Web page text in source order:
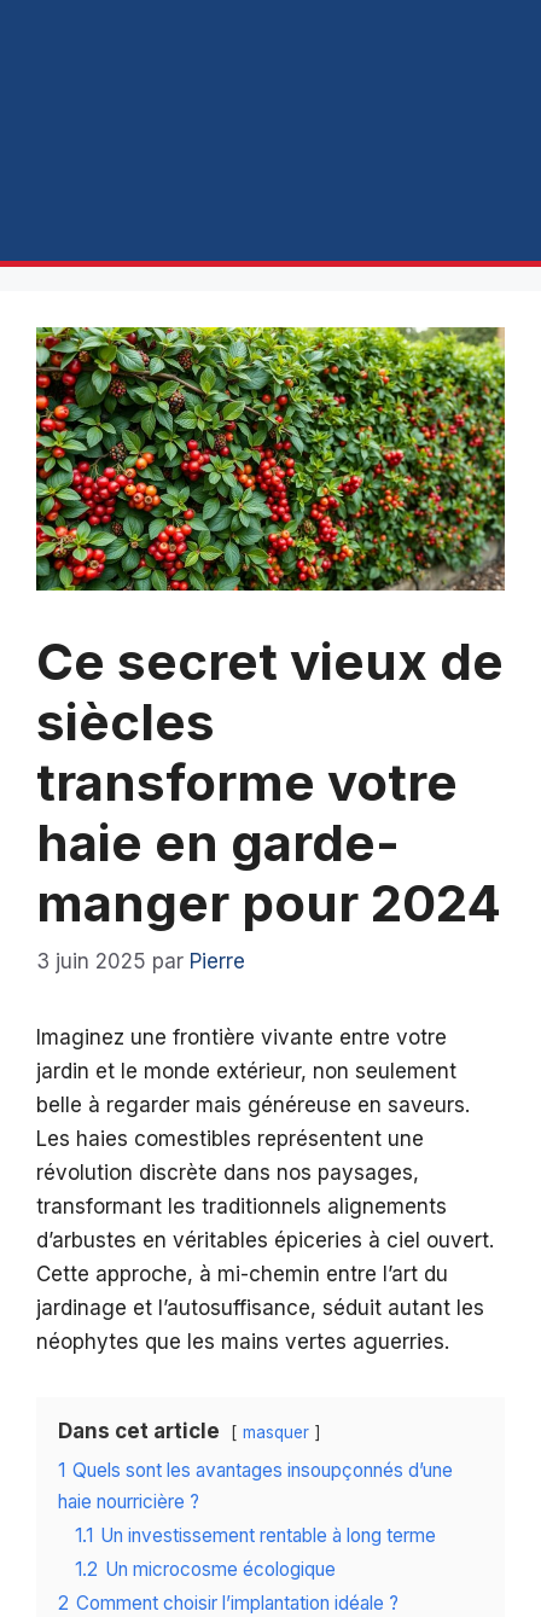
Ce secret vieux de
siècles
transforme votre
haie en garde-
manger pour 2024
3 juin 2025 par Pierre
Imaginez une frontière vivante entre votre
jardin et le monde extérieur, non seulement
belle à regarder mais généreuse en saveurs.
Les haies comestibles représentent une
révolution discrète dans nos paysages,
transformant les traditionnels alignements
d’arbustes en véritables épiceries à ciel ouvert.
Cette approche, à mi-chemin entre l’art du
jardinage et l’autosuffisance, séduit autant les
néophytes que les mains vertes aguerries.
Dans cet article masquer
1 Quels sont les avantages insoupçonnés d’une
haie nourricière ?
1.1 Un investissement rentable à long terme
1.2 Un microcosme écologique
2 Comment choisir l’implantation idéale ?